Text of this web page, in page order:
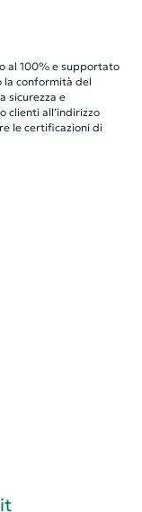
al 100% e supportato
la conformità del
sicurezza e
clienti all’indirizzo
le certificazioni di